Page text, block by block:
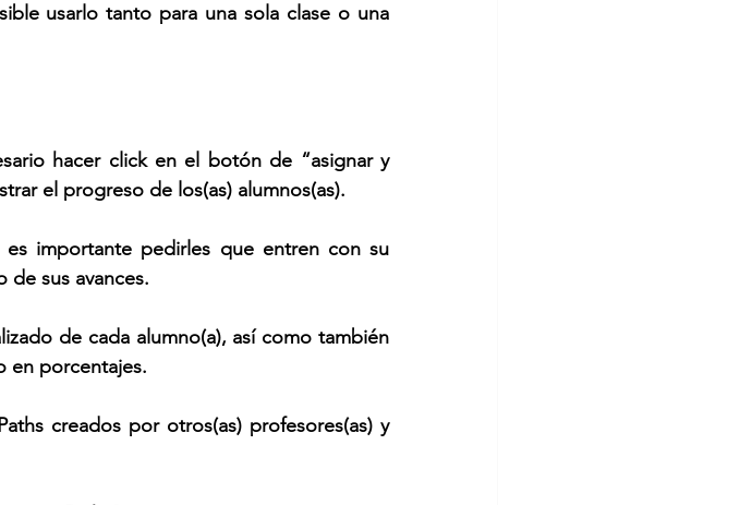
usarlo tanto para una sola clase o una
hacer click en el botón de “asignar y
el progreso de los(as) alumnos(as).
importante pedirles que entren con su
sus avances.
de cada alumno(a), así como también
en porcentajes.
creados por otros(as) profesores(as) y